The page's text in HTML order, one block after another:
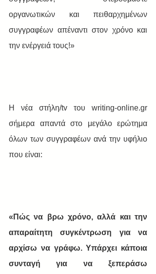
οργανωτικών και πειθαρχημένων
συγγραφέων απέναντι στον χρόνο και
την ενέργειά τους!»
Η νέα στήλη/tv του writing-online.gr
σήμερα απαντά στο μεγάλο ερώτημα
όλων των συγγραφέων ανά την υφήλιο
που είναι:
«Πώς να βρω χρόνο, αλλά και την
απαραίτητη συγκέντρωση για να
αρχίσω να γράφω. Υπάρχει κάποια
συνταγή για να ξεπεράσω